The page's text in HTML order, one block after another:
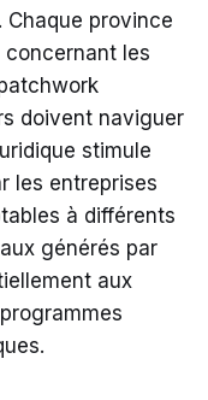
province
concernant les
doivent naviguer
stimule
les entreprises
à différents
générés par
aux